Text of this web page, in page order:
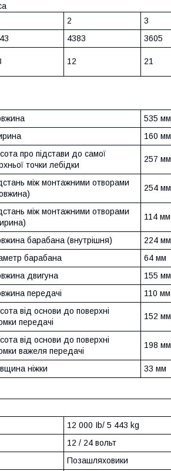
2 3
4383 3605
12 21
535 мм
160 мм
про підстави до самої
точки лебідки
257 мм
між монтажними отворами
254 мм
між монтажними отворами
114 мм
барабана (внутрішня)
224 мм
барабана
64 мм
двигуна
155 мм
передачі 110 мм
від основи до поверхні
передачі
152 мм
від основи до поверхні
важеля передачі
198 мм
ніжки 33 мм
12 000 Ib/ 5 443 kg
12 / 24 вольт
Позашляховики